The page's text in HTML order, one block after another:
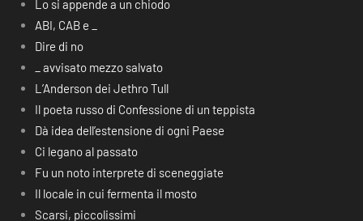
Lo si appende a un chiodo
ABI, CAB e _
Dire di no
_ avvisato mezzo salvato
L’Anderson dei Jethro Tull
Il poeta russo di Confessione di un teppista
Dà idea dell’estensione di ogni Paese
Ci legano al passato
Fu un noto interprete di sceneggiate
Il locale in cui fermenta il mosto
Scarsi, piccolissimi